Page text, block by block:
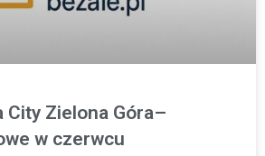
City Zielona Góra–
w czerwcu